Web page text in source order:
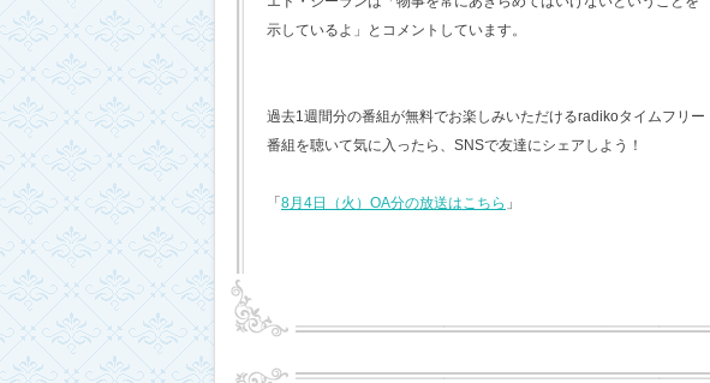
示しているよ」とコメントしています。
過去1週間分の番組が無料でお楽しみいただけるradikoタイムフリー
番組を聴いて気に入ったら、SNSで友達にシェアしよう！
「 8月4日（火）OA分の放送はこちら 」